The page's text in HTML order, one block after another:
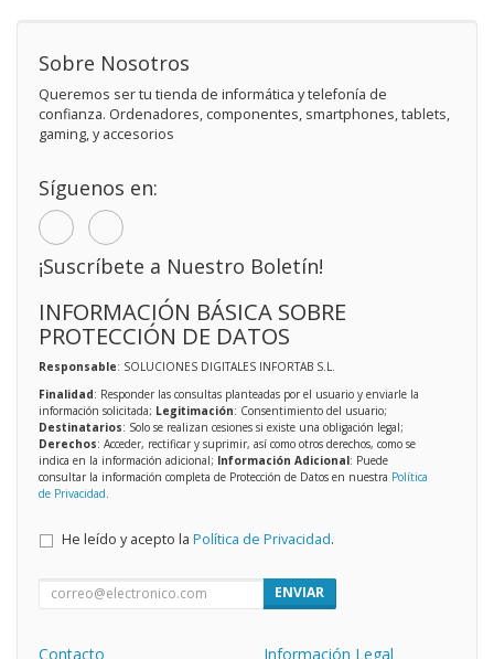
Sobre Nosotros
Queremos ser tu tienda de informática y telefonía de
confianza. Ordenadores, componentes, smartphones, tablets,
gaming, y accesorios
Síguenos en:
¡Suscríbete a Nuestro Boletín!
INFORMACIÓN BÁSICA SOBRE
PROTECCIÓN DE DATOS
Responsable: SOLUCIONES DIGITALES INFORTAB S.L.
Finalidad: Responder las consultas planteadas por el usuario y enviarle la
información solicitada; Legitimación: Consentimiento del usuario;
Destinatarios: Solo se realizan cesiones si existe una obligación legal;
Derechos: Acceder, rectificar y suprimir, así como otros derechos, como se
indica en la información adicional; Información Adicional: Puede
consultar la información completa de Protección de Datos en nuestra Política
de Privacidad
He leído y acepto la Política de Privacidad.
ENVIAR
Contacto Información Legal